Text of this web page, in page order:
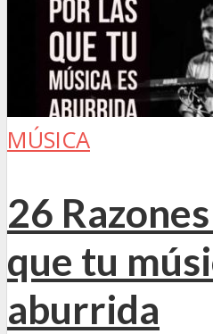
MÚSICA
26
que tu
aburrida